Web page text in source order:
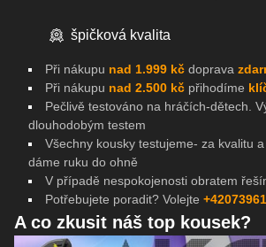
špičková kvalita
Při nákupu nad 1.999 kč doprava
Při nákupu nad 2.500 kč přihodíme
Pečlivě testováno na hráčích-dětech.
dlouhodobým testem
Všechny kousky testujeme- za kvalitu
dáme ruku do ohně
V případě nespokojenosti obratem
Potřebujete poradit? Volejte
A co zkusit náš top kousek?